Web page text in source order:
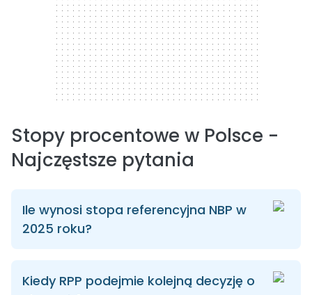
Stopy procentowe w Polsce -
Najczęstsze pytania
Ile wynosi stopa referencyjna NBP w
2025 roku?
Kiedy RPP podejmie kolejną decyzję o